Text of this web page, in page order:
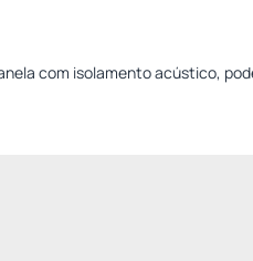
com isolamento acústico,